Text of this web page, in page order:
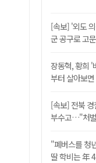
[속보] '외도
군 공구로 고
장동혁, 황희
부터 살아보
[속보] 전북
부수고…"처
"폐버스를 청
딸 학비는 年